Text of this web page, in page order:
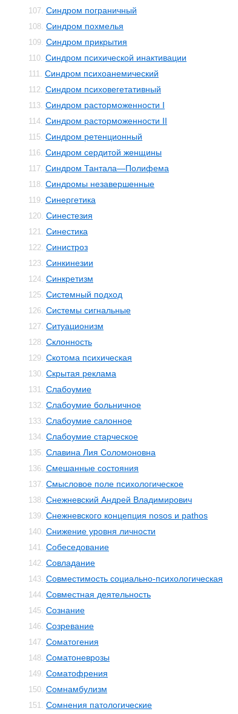
107. Синдром пограничный
108. Синдром похмелья
109. Синдром прикрытия
110. Синдром психической инактивации
111. Синдром психоанемический
112. Синдром психовегетативный
113. Синдром расторможенности I
114. Синдром расторможенности II
115. Синдром ретенционный
116. Синдром сердитой женщины
117. Синдром Тантала—Полифема
118. Синдромы незавершенные
119. Синергетика
120. Синестезия
121. Синестика
122. Синистроз
123. Синкинезии
124. Синкретизм
125. Системный подход
126. Системы сигнальные
127. Ситуационизм
128. Склонность
129. Скотома психическая
130. Скрытая реклама
131. Слабоумие
132. Слабоумие больничное
133. Слабоумие салонное
134. Слабоумие старческое
135. Славина Лия Соломоновна
136. Смешанные состояния
137. Смысловое поле психологическое
138. Снежневский Андрей Владимирович
139. Снежневского концепция nosos и pathos
140. Снижение уровня личности
141. Собеседование
142. Совладание
143. Совместимость социально-психологическая
144. Совместная деятельность
145. Сознание
146. Созревание
147. Соматогения
148. Соматоневрозы
149. Соматофрения
150. Сомнамбулизм
151. Сомнения патологические